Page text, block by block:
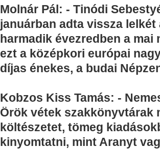
Molnár Pál: - Tinódi
januárban adta vissza
harmadik évezredben a mai
ezt a középkori európai
díjas énekes, a budai
Kobzos Kiss Tamás: -
Örök vétek szakkönyvtárak
költészetet, tömeg
kinyomtatni, mint Aranyt